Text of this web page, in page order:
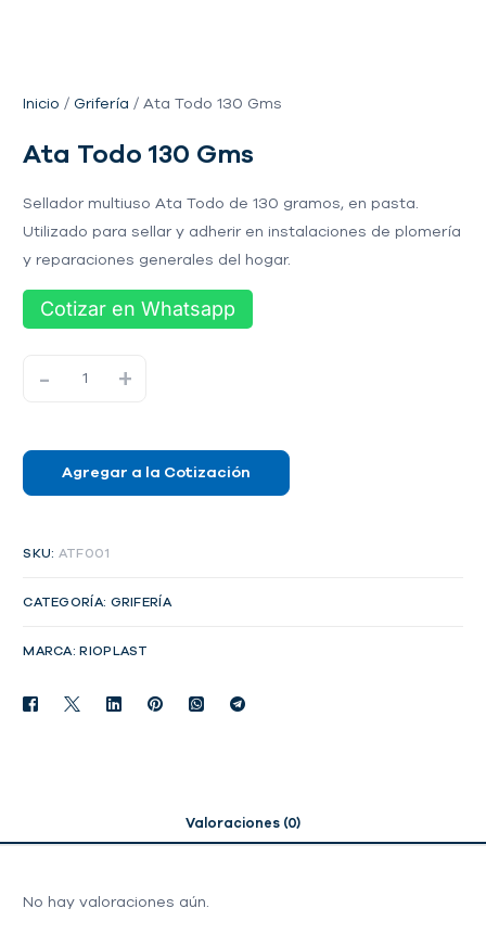
Inicio / Grifería / Ata Todo 130 Gms
Ata Todo 130 Gms
Sellador multiuso Ata Todo de 130 gramos, en pasta.
Utilizado para sellar y adherir en instalaciones de plomería
y reparaciones generales del hogar.
Cotizar en Whatsapp
+
-
Agregar a la Cotización
SKU: ATF001
CATEGORÍA: GRIFERÍA
MARCA:RIOPLAST
Valoraciones (0)
No hay valoraciones aún.